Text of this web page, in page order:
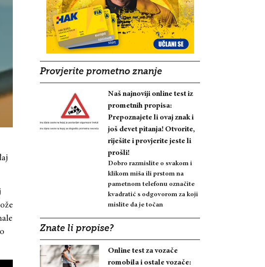
Provjerite prometno znanje
Naš najnoviji online test iz
prometnih propisa:
Prepoznajete li ovaj znak i
još devet pitanja! Otvorite,
riješite i provjerite jeste li
prošli!
Dobro razmislite o svakom i
klikom miša ili prstom na
pametnom telefonu označite
kvadratić s odgovorom za koji
mislite da je točan
Znate li propise?
Online test za vozače
romobila i ostale vozače: